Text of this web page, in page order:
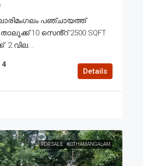
പഞ്ചായത്ത്
10 സെൻ്റ് 2500 SQFT
2.വില...
4
Details
FOR SALE KOTHAMANGALAM